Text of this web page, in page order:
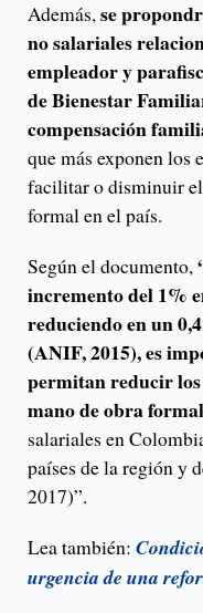
Además,se
no salariales
empleador y
de Bienestar
compensación
que más exponen los
facilitar o disminuir
formal en el país.
Según el documento,
incremento del 1%
reduciendo en un
(ANIF, 2015), es
permitan reducir
mano de obra
salariales en
países de la región y
2017)”.
Lea también:
urgencia de una